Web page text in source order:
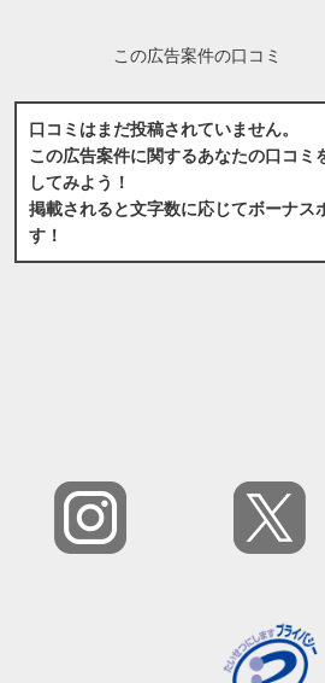
この広告案件の口コミ
口コミはまだ投稿されていません。
この広告案件に関するあなたの口コミ
してみよう！
掲載されると文字数に応じてボーナス
す！